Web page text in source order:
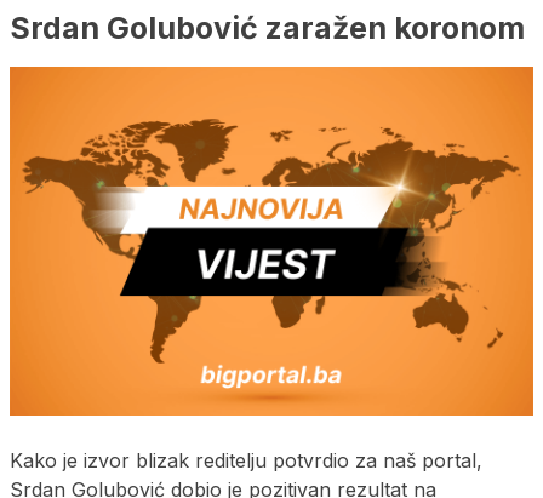
Srdan Golubović zaražen koronom
Kako je izvor blizak reditelju potvrdio za naš portal,
Srdan Golubović dobio je pozitivan rezultat na